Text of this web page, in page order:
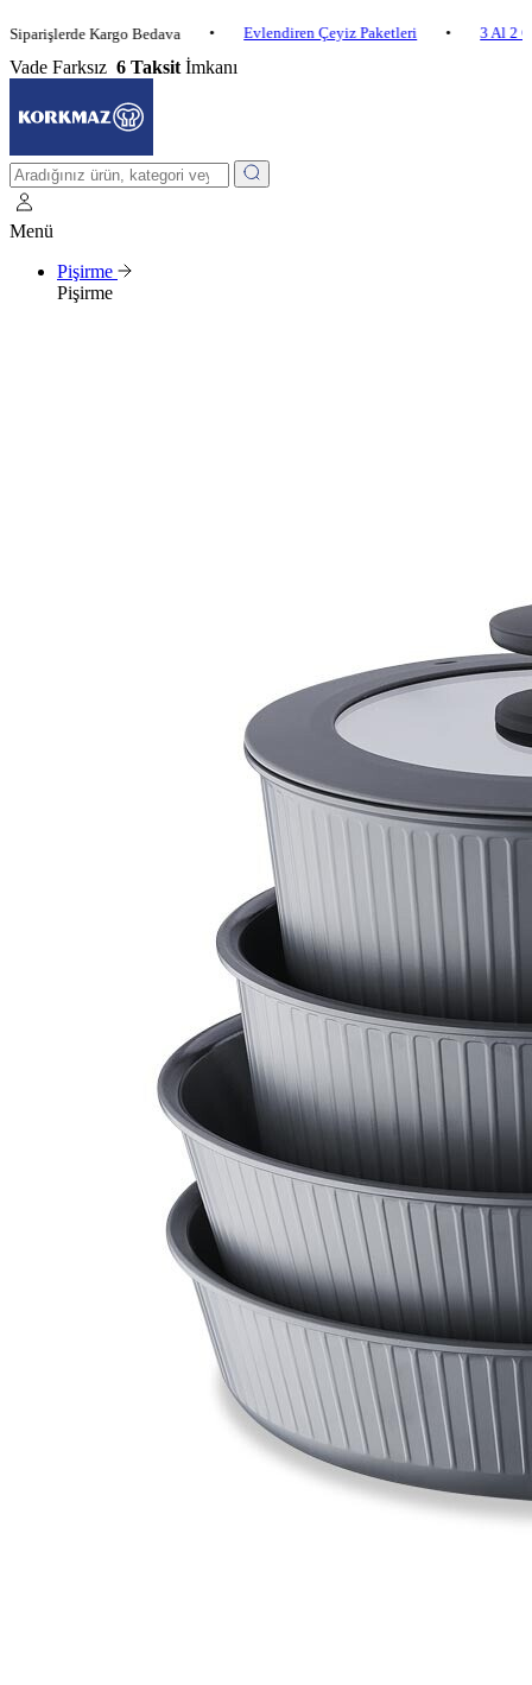
Kargo Bedava • Evlendiren Çeyiz Paketleri • 3 Al 2 Öde
Vade Farksız 6 Taksit İmkanı
Menü
Pişirme
Pişirme